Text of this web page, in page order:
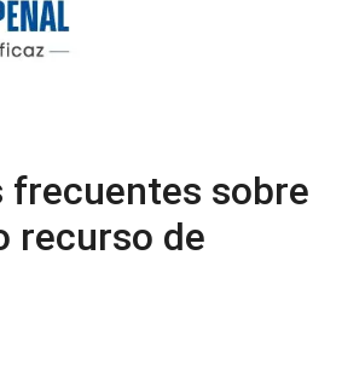
frecuentes sobre
recurso de